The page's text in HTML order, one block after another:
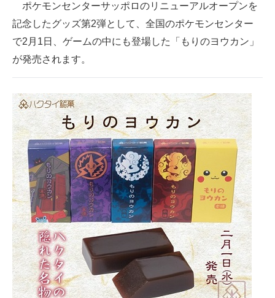
ITの今と未来を見通す
スマホと通信の最新トレンド
進化するPCとデバイスの未来
好きが集まる 比べて選べる
ビジネスと働き方のヒント
AI活用のいまが分かる
企業ITのトレンドを詳説
経営リーダーのコミュニティ
マーケ×ITの今がよく分かる
ITエンジニア向け専門サイト
企業向けIT製品の総合サイト
ポケモンセンターサッポロのリニューアルオープンを
記念したグッズ第2弾として、全国のポケモンセンター
で2月1日、ゲームの中にも登場した「もりのヨウカン」
が発売されます。